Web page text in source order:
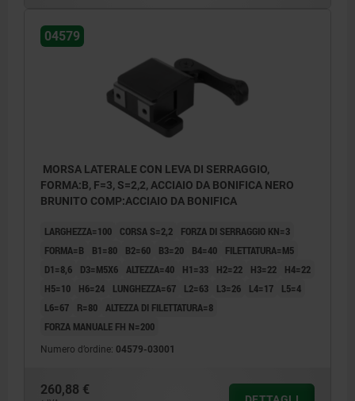
04579
MORSA LATERALE CON LEVA DI SERRAGGIO,
FORMA:B, F=3, S=2,2, ACCIAIO DA BONIFICA NERO
BRUNITO COMP:ACCIAIO DA BONIFICA
LARGHEZZA=100 CORSA S=2,2
FORZA DI SERRAGGIO KN=3
FORMA=B
B1=80 B2=60 B3=20 B4=40
FILETTATURA=M5
D1=8,6
D3=M5X6 ALTEZZA=40 H1=33 H2=22 H3=22
H4=22
H5=10
H6=24 LUNGHEZZA=67 L2=63 L3=26 L4=17
L5=4
L6=67
R=80 ALTEZZA DI FILETTATURA=8
FORZA MANUALE FH N=200
Numero d’ordine: 04579-03001
260,88 €